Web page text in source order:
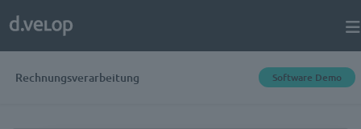
Rechnungsverarbeitung Software Demo